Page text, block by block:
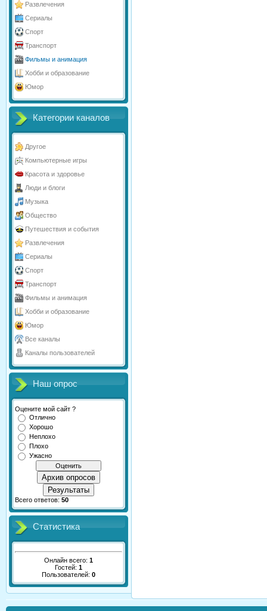
Развлечения
Сериалы
Спорт
Транспорт
Фильмы и анимация
Хобби и образование
Юмор
Категории каналов
Другое
Компьютерные игры
Красота и здоровье
Люди и блоги
Музыка
Общество
Путешествия и события
Развлечения
Сериалы
Спорт
Транспорт
Фильмы и анимация
Хобби и образование
Юмор
Все каналы
Каналы пользователей
Наш опрос
Оцените мой сайт ?
Отлично
Хорошо
Неплохо
Плохо
Ужасно
Архив опросов
Результаты
Всего ответов: 50
Статистика
Онлайн всего: 1
Гостей: 1
Пользователей: 0